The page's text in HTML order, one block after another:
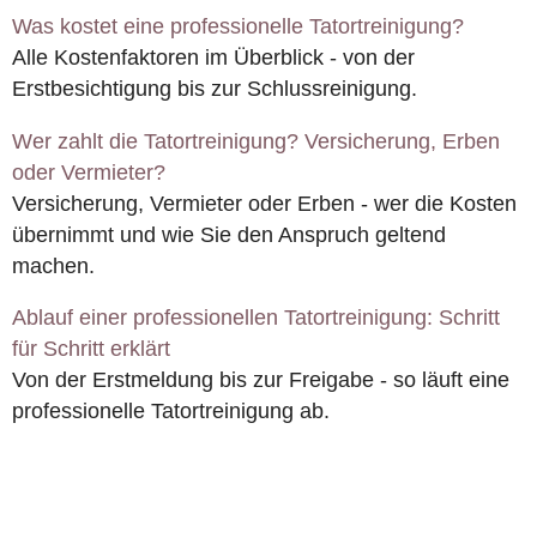
Was kostet eine professionelle Tatortreinigung?
Alle Kostenfaktoren im Überblick - von der
Erstbesichtigung bis zur Schlussreinigung.
Wer zahlt die Tatortreinigung? Versicherung, Erben
oder Vermieter?
Versicherung, Vermieter oder Erben - wer die Kosten
übernimmt und wie Sie den Anspruch geltend
machen.
Ablauf einer professionellen Tatortreinigung: Schritt
für Schritt erklärt
Von der Erstmeldung bis zur Freigabe - so läuft eine
professionelle Tatortreinigung ab.